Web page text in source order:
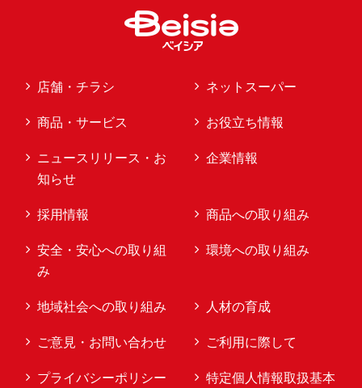
店舗・チラシ ネットスーパー
商品・サービス お役立ち情報
ニュースリリース・お
知らせ
企業情報
採用情報 商品への取り組み
安全・安心への取り組
み
環境への取り組み
地域社会への取り組み 人材の育成
ご意見・お問い合わせ ご利用に際して
プライバシーポリシー 特定個人情報取扱基本